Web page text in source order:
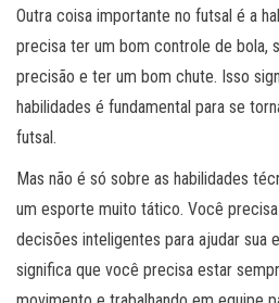
Outra coisa importante no futsal é a
precisa ter um bom controle de bola,
precisão e ter um bom chute. Isso
habilidades é fundamental para se
futsal.
Mas não é só sobre as habilidades
um esporte muito tático. Você
decisões inteligentes para ajudar sua
significa que você precisa estar